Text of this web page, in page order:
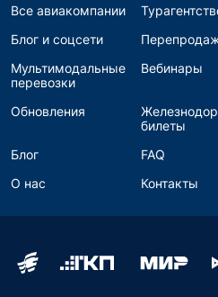
Все авиакомпании
Блог и соцсети
Мультимодальные
перевозки
Вебинары
Обновления
билеты
Блог FAQ
О нас
Контакты